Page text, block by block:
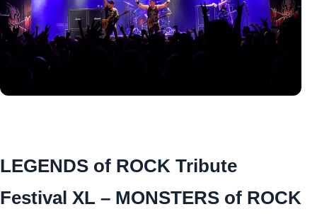
LEGENDS of ROCK Tribute
Festival XL – MONSTERS of ROCK